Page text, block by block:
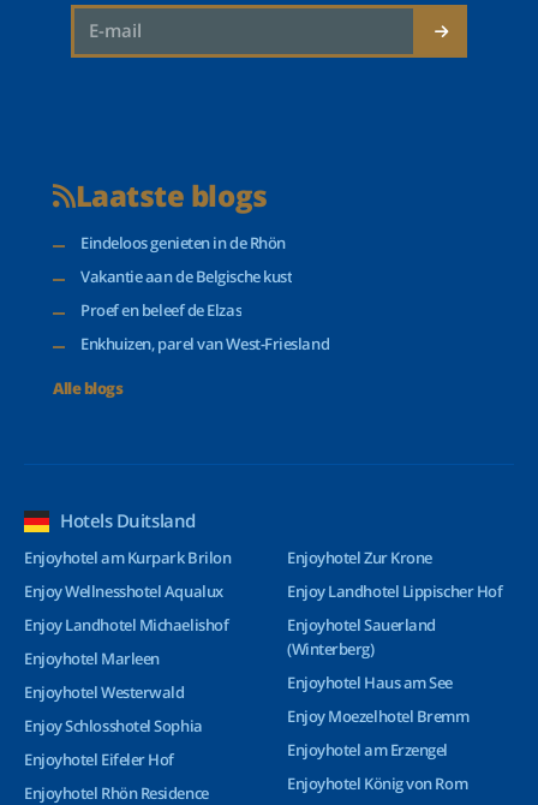
Laatste blogs
Eindeloos genieten in de Rhön
Vakantie aan de Belgische kust
Proef en beleef de Elzas
Enkhuizen, parel van West-Friesland
Alle blogs
Hotels Duitsland
Enjoyhotel am Kurpark Brilon
Enjoy Wellnesshotel Aqualux
Enjoy Landhotel Michaelishof
Enjoyhotel Marleen
Enjoyhotel Westerwald
Enjoy Schlosshotel Sophia
Enjoyhotel Eifeler Hof
Enjoyhotel Rhön Residence
Enjoyhotel Zur Krone
Enjoy Landhotel Lippischer Hof
Enjoyhotel Sauerland
(Winterberg)
Enjoyhotel Haus am See
Enjoy Moezelhotel Bremm
Enjoyhotel am Erzengel
Enjoyhotel König von Rom